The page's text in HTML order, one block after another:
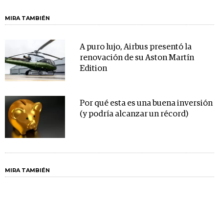
MIRA TAMBIÉN
A puro lujo, Airbus presentó la
renovación de su Aston Martín
Edition
Por qué esta es una buena inversión
(y podría alcanzar un récord)
MIRA TAMBIÉN